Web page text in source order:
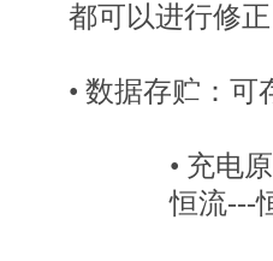
都可以进行修
• 数据存贮：
• 充电
恒流---